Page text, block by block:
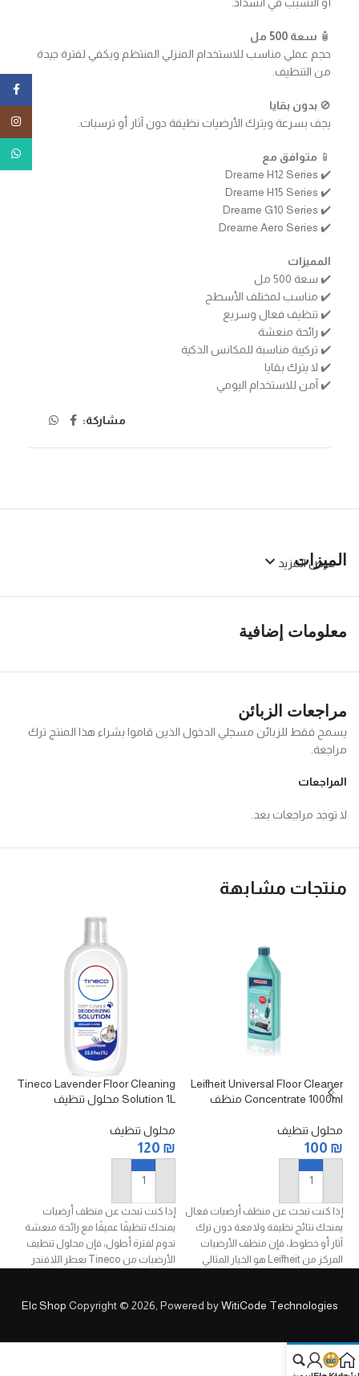
🧴 سعة 500 مل
حجم عملي مناسب للاستخدام المنزلي المنتظم ويكفي لفترة جيدة
من التنظيف.
🚫 بدون بقايا
يجف بسرعة ويترك الأرضيات نظيفة دون آثار أو ترسبات.
📱 متوافق مع
✔️ Dreame H12 Series
✔️ Dreame H15 Series
✔️ Dreame G10 Series
✔️ Dreame Aero Series
المميزات
✔️ سعة 500 مل
✔️ مناسب لمختلف الأسطح
✔️ تنظيف فعال وسريع
✔️ رائحة منعشة
✔️ تركيبة مناسبة للمكانس الذكية
✔️ لا يترك بقايا
✔️ آمن للاستخدام اليومي
مشاركة:
الميزات
عرض المزيد
معلومات إضافية
مراجعات الزبائن
المراجعات
لا توجد مراجعات بعد.
يسمح فقط للزبائن مسجلي الدخول الذين قاموا بشراء هذا المنتج ترك
مراجعة.
منتجات مشابهة
Leifheit Universal Floor Cleaner
Concentrate 1000ml منظف
الاستخدامات 1 لتر
محلول تنظيف
100 ₪
إضافة إلى السلة
إذا كنت تبحث عن منظف أرضيات فعال
يمنحك نتائج نظيفة ولامعة دون ترك
آثار أو خطوط، فإن منظف الأرضيات
المركز من Leifheit هو الخيار المثالي
يتميز بتركيبة مركزة عالية الفعالية
منخفض الرغوة مما يجعله مناسبًا
للاستخدام المريح والتنظيف السريع.
Tineco Lavender Floor Cleaning
Solution 1L محلول تنظيف
محلول تنظيف
120 ₪
إضافة إلى السلة
إذا كنت تبحث عن منظف أرضيات
يمنحك تنظيفًا عميقًا مع رائحة منعشة
تدوم لفترة أطول، فإن محلول تنظيف
الأرضيات من Tineco بعطر اللافندر
Elc Shop Copyright © 2026, Powered byWitiCode Technologies